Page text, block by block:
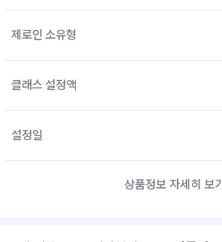
제로인 소유형
클래스 설정액
설정일
상품정보 자세히 보기
공지사항
FAQ